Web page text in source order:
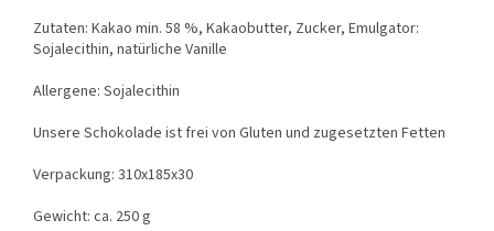
Zutaten: Kakao min. 58 %, Kakaobutter, Zucker, Emulgator:
Sojalecithin, natürliche Vanille
Allergene: Sojalecithin
Unsere Schokolade ist frei von Gluten und zugesetzten Fetten
Verpackung: 310x185x30
Gewicht: ca. 250 g